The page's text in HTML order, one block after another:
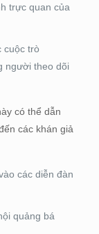
trực quan của
cuộc trò
người theo dõi
có thể dẫn
các khán giả
các diễn đàn
quảng bá